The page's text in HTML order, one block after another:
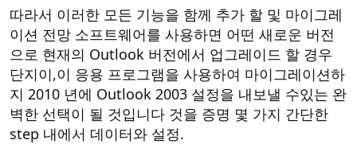
따라서 이러한 모든 기능을 함께 추가 할 및 마이그레
이션 전망 소프트웨어를 사용하면 어떤 새로운 버전
으로 현재의 Outlook 버전에서 업그레이드 할 경우
단지이,이 응용 프로그램을 사용하여 마이그레이션하
지 2010 년에 Outlook 2003 설정을 내보낼 수있는 완
벽한 선택이 될 것입니다 것을 증명 몇 가지 간단한
step 내에서 데이터와 설정.